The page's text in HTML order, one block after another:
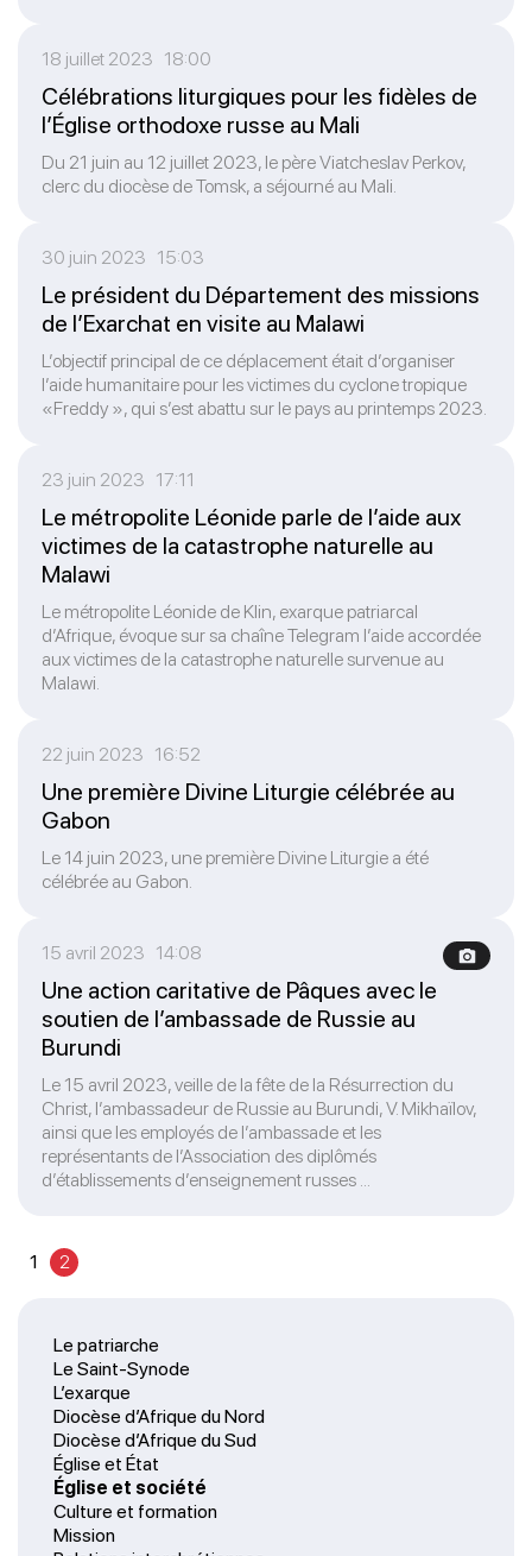
Le patriarche
Le Saint-Synode
L’exarque
Diocèse d’Afrique du Nord
Diocèse d’Afrique du Sud
Église et État
Église et société
Culture et formation
Mission
18 juillet 2023 18:00
Célébrations liturgiques pour les fidèles de
l’Église orthodoxe russe au Mali
Du 21 juin au 12 juillet 2023, le père Viatcheslav Perkov,
clerc du diocèse de Tomsk, a séjourné au Mali.
30 juin 2023 15:03
Le président du Département des missions
de l’Exarchat en visite au Malawi
L’objectif principal de ce déplacement était d’organiser
l’aide humanitaire pour les victimes du cyclone tropique
«Freddy », qui s’est abattu sur le pays au printemps 2023.
23 juin 2023 17:11
Le métropolite Léonide parle de l’aide aux
victimes de la catastrophe naturelle au
Malawi
Le métropolite Léonide de Klin, exarque patriarcal
d’Afrique, évoque sur sa chaîne Telegram l’aide accordée
aux victimes de la catastrophe naturelle survenue au
Malawi.
22 juin 2023 16:52
Une première Divine Liturgie célébrée au
Gabon
Le 14 juin 2023, une première Divine Liturgie a été
célébrée au Gabon.
15 avril 2023 14:08
Une action caritative de Pâques avec le
soutien de l’ambassade de Russie au
Burundi
Le 15 avril 2023, veille de la fête de la Résurrection du
Christ, l’ambassadeur de Russie au Burundi, V. Mikhaïlov,
ainsi que les employés de l’ambassade et les
représentants de l’Association des diplômés
d’établissements d’enseignement russes ...
1 2